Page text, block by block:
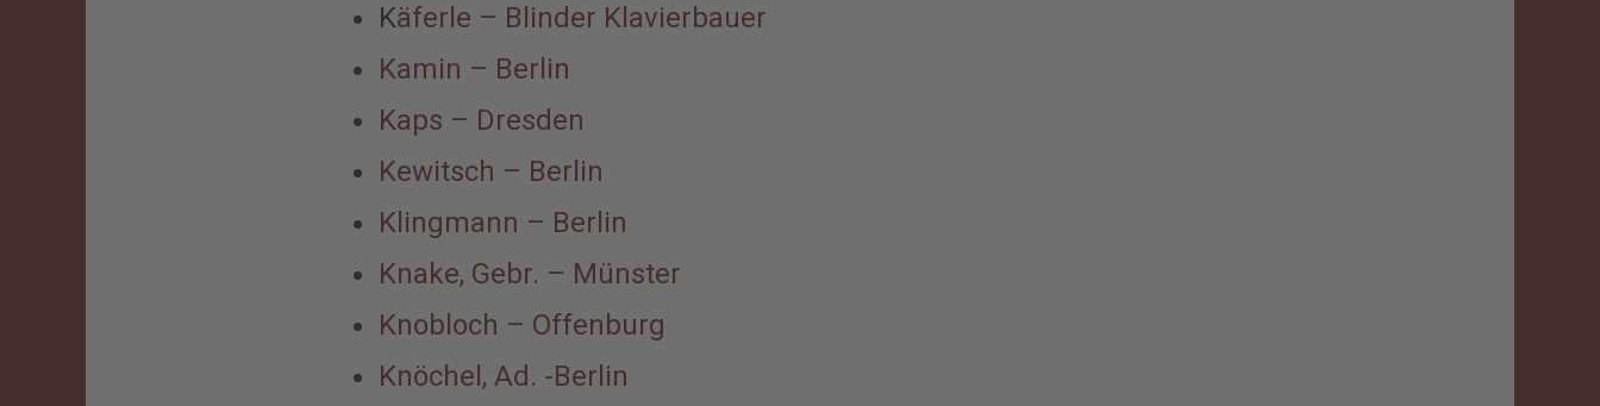
Käferle – Blinder Klavierbauer
Kamin – Berlin
Kaps – Dresden
Kewitsch – Berlin
Klingmann – Berlin
Knake, Gebr. – Münster
Knobloch – Offenburg
Knöchel, Ad. -Berlin